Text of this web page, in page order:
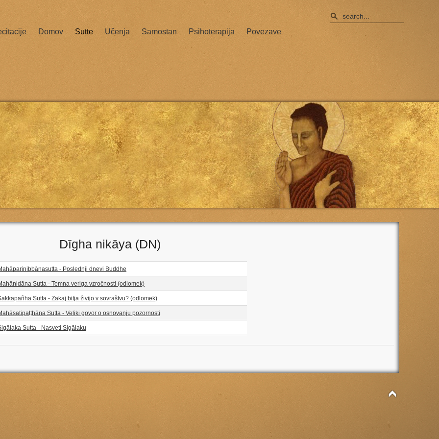
Domov Sutte Učenja Samostan Psihoterapija Povezave
Dīgha nikāya (DN)
- Poslednji dnevi Buddhe
Sutta - Temna veriga vzročnosti (odlomek)
Sutta - Zakaj bitja živijo v sovraštvu? (odlomek)
Sutta - Veliki govor o osnovanju pozornosti
Sutta - Nasveti Sigālaku